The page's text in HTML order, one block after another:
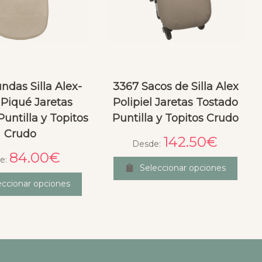
Silla Alex-
Jaretas
y Topitos
Crudo
84.00€
opciones
3367 Sacos de Silla Alex
Polipiel Jaretas Tostado
Puntilla y Topitos Crudo
Desde: 142.50€
Seleccionar opciones